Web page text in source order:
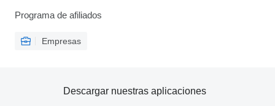
Programa de afiliados
Empresas
Descargar nuestras aplicaciones